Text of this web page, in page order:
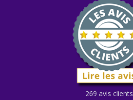
269 avis clients